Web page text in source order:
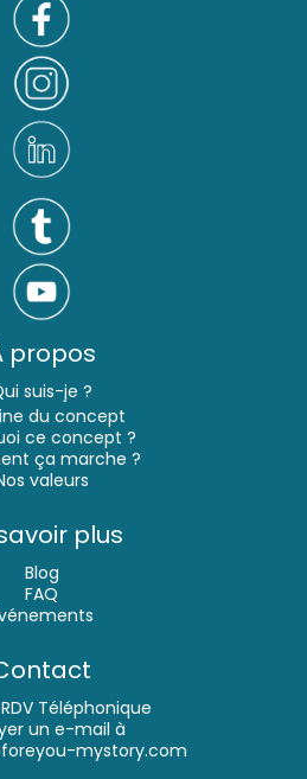
propos
suis-je ?
du concept
ce concept ?
ça marche ?
valeurs
plus
Blog
FAQ
Téléphonique
un e-mail à
mystory.com